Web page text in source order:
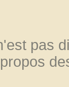
pas